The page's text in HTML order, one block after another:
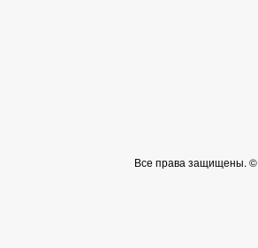
Все права защищены. ©